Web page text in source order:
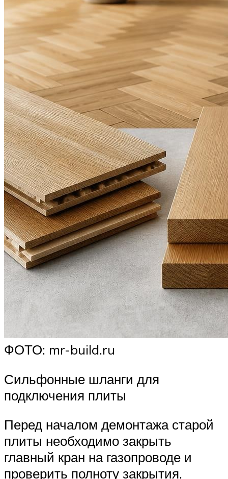
ФОТО: mr-build.ru
Сильфонные шланги для
подключения плиты
Перед началом демонтажа старой
плиты необходимо закрыть
главный кран на газопроводе и
проверить полноту закрытия,